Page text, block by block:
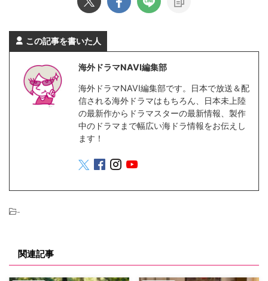
この記事を書いた人
海外ドラマNAVI編集部
海外ドラマNAVI編集部です。日本で放送＆配
信される海外ドラマはもちろん、日本未上陸
の最新作からドラマスターの最新情報、製作
中のドラマまで幅広い海ドラ情報をお伝えし
ます！
-
関連記事